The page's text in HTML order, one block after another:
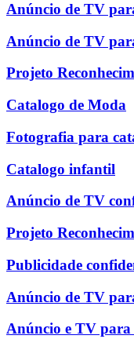
Anúncio de TV
Anúncio de TV
Projeto
Catalogo de Moda
Fotografia para
Catalogo infantil
Anúncio de TV
Projeto
Publicidade
Anúncio de TV
Anúncio e TV para